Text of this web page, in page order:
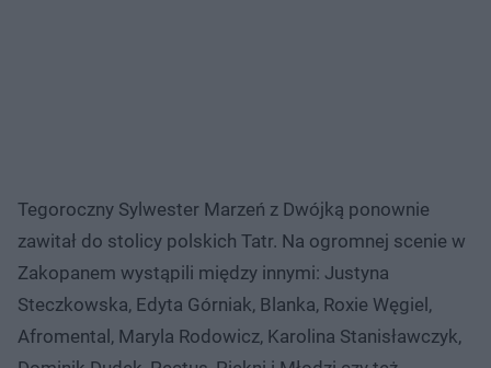
Tegoroczny Sylwester Marzeń z Dwójką ponownie
zawitał do stolicy polskich Tatr. Na ogromnej scenie w
Zakopanem wystąpili między innymi: Justyna
Steczkowska, Edyta Górniak, Blanka, Roxie Węgiel,
Afromental, Maryla Rodowicz, Karolina Stanisławczyk,